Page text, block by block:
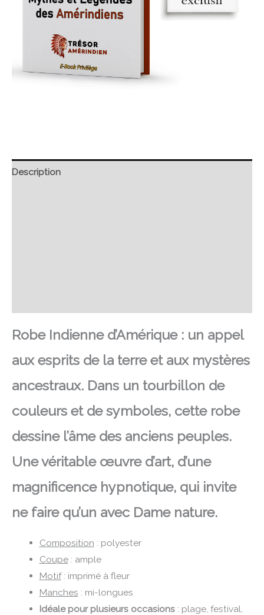
Description
Robe Indienne d’Amérique : un appel
aux esprits de la terre et aux mystères
ancestraux. Dans un tourbillon de
couleurs et de symboles, cette robe
dessine l’âme des anciens peuples.
Une véritable œuvre d’art, d’une
magnificence hypnotique, qui invite
ne faire qu’un avec Dame nature.
Composition : polyester
Coupe: ample
Motif: imprimé à fleur
Manches : mi-longues
Idéale pour plusieurs occasions: plage, festival,